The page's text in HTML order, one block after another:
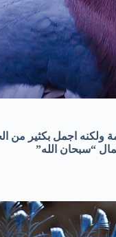
اجمل بكثير من
“سبحان الله”